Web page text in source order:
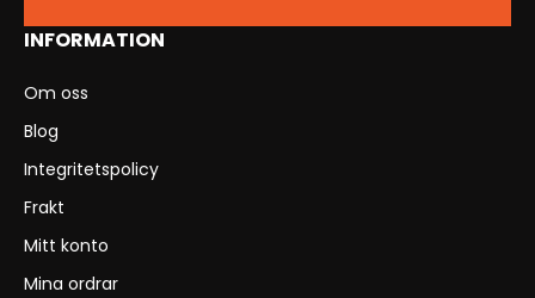
INFORMATION
Om oss
Blog
Integritetspolicy
Frakt
Mitt konto
Mina ordrar